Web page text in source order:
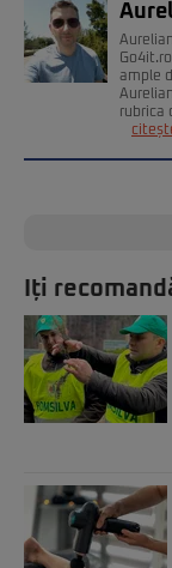
ample
rubrica
Iți